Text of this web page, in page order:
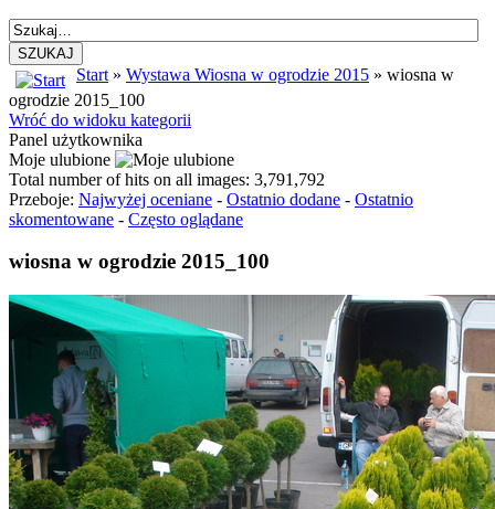
SZUKAJ
Start » Wystawa Wiosna w ogrodzie 2015 » wiosna w
ogrodzie 2015_100
Wróć do widoku kategorii
Panel użytkownika
Moje ulubione
Total number of hits on all images: 3,791,792
Przeboje: Najwyżej oceniane - Ostatnio dodane - Ostatnio
skomentowane - Często oglądane
wiosna w ogrodzie 2015_100